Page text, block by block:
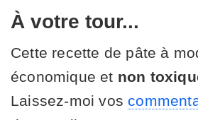
À votre tour...
Cette recette de pâte à
économique et non
Laissez-moi vos